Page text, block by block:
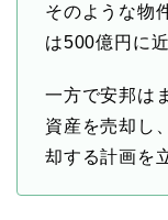
そのような物
は500億円
一方で安邦は
資産を売却し
却する計画を